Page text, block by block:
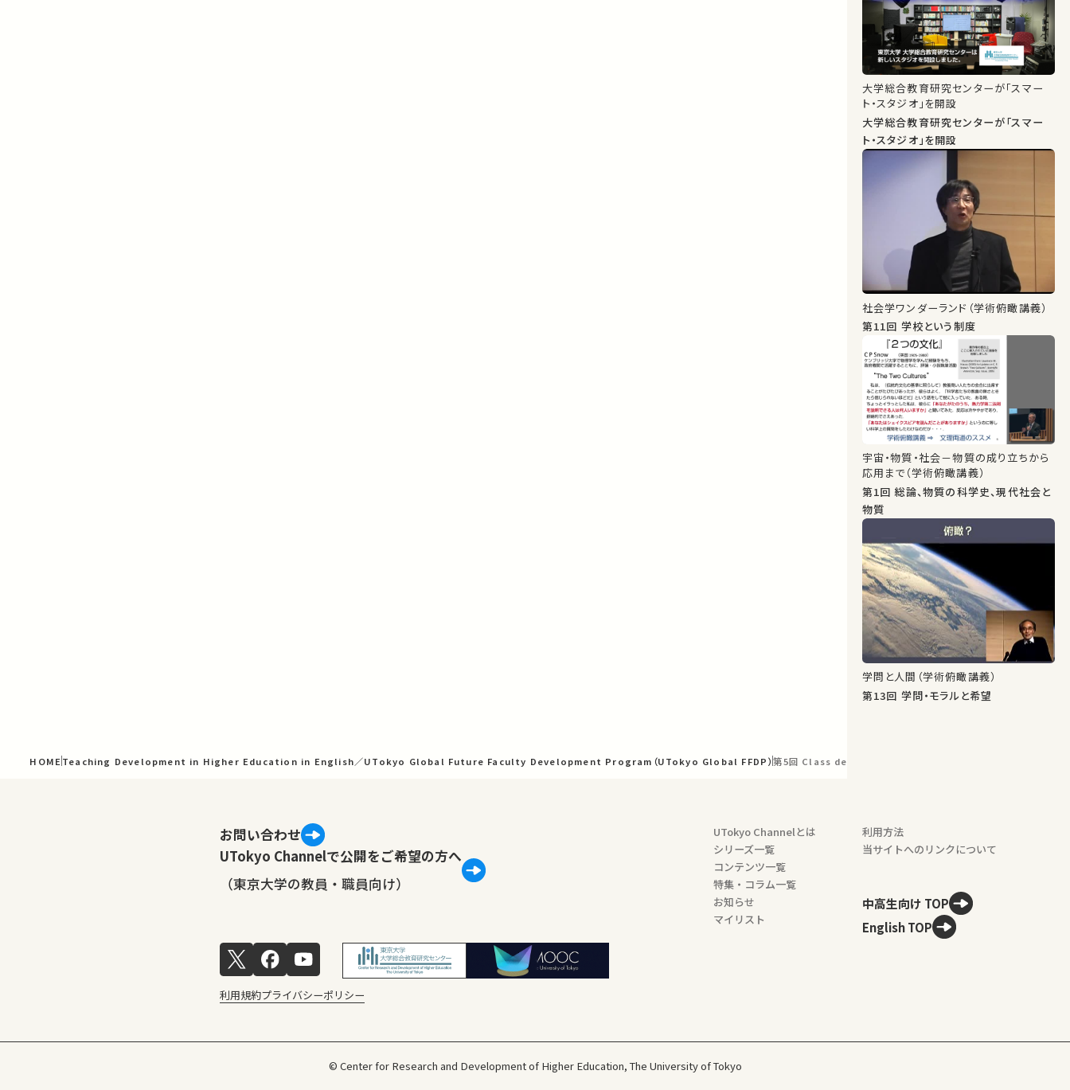
HOME Teaching Development in Higher Education in English／UTokyo Global Future Faculty Development Program（UTokyo Global FFDP） 第5回 Class design (Video material for preparation)
大学総合教育研究センターが「スマー
ト・スタジオ」を開設
大学総合教育研究センターが「スマー
ト・スタジオ」を開設
社会学ワンダーランド（学術俯瞰講義）
第11回 学校という制度
宇宙・物質・社会－物質の成り立ちから
応用まで（学術俯瞰講義）
第1回 総論、物質の科学史、現代社会と
物質
学問と人間（学術俯瞰講義）
第13回 学問・モラルと希望
お問い合わせ
UTokyo Channelで公開をご希望の方へ
（東京大学の教員・職員向け）
UTokyo Channelとは
シリーズ一覧
コンテンツ一覧
特集・コラム一覧
お知らせ
マイリスト
利用方法
当サイトへのリンクについて
中高生向け TOP
English TOP
利用規約プライバシーポリシー
© Center for Research and Developmentof Higher Education, The University of Tokyo